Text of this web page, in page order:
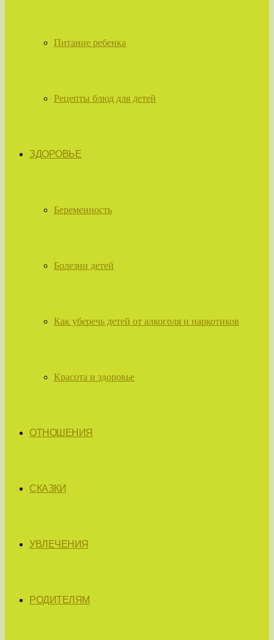
Питание ребенка
Рецепты блюд для детей
ЗДОРОВЬЕ
Беременность
Болезни детей
Как уберечь детей от алкоголя и наркотиков
Красота и здоровье
ОТНОШЕНИЯ
СКАЗКИ
УВЛЕЧЕНИЯ
РОДИТЕЛЯМ